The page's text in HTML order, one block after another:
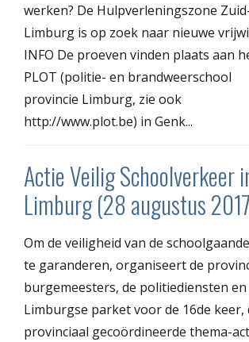
werken? De Hulpverleningszone
Limburg is op zoek naar nieuwe
INFO De proeven vinden plaats aan
PLOT (politie- en brandweerschool
provincie Limburg, zie ook
http://www.plot.be) in Genk...
Actie Veilig Schoolverkeer
Limburg (28 augustus
Om de veiligheid van de
te garanderen, organiseert de
burgemeesters, de politiediensten
Limburgse parket voor de 16de keer,
provinciaal gecoördineerde thema-